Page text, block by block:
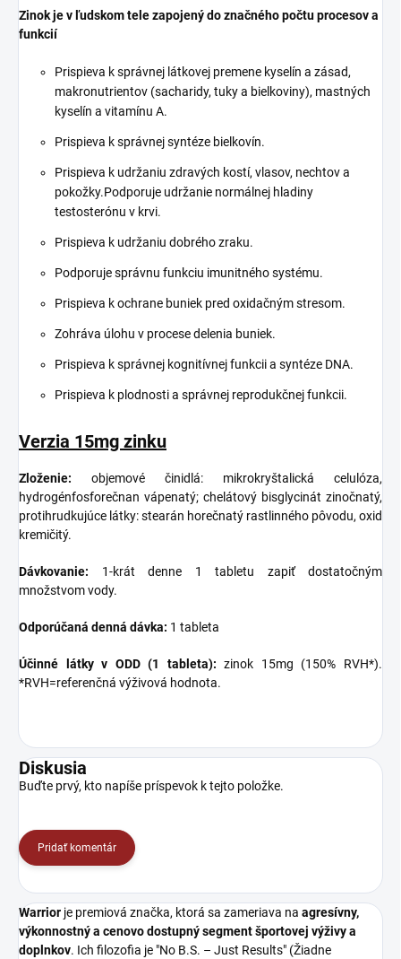
Zinok je v ľudskom tele zapojený do značného počtu procesov a
funkcií
Prispieva k správnej látkovej premene kyselín a zásad,
makronutrientov (sacharidy, tuky a bielkoviny), mastných
kyselín a vitamínu A.
Prispieva k správnej syntéze bielkovín.
Prispieva k udržaniu zdravých kostí, vlasov, nechtov a
pokožky.Podporuje udržanie normálnej hladiny
testosterónu v krvi.
Prispieva k udržaniu dobrého zraku.
Podporuje správnu funkciu imunitného systému.
Prispieva k ochrane buniek pred oxidačným stresom.
Zohráva úlohu v procese delenia buniek.
Prispieva k správnej kognitívnej funkcii a syntéze DNA.
Prispieva k plodnosti a správnej reprodukčnej funkcii.
Verzia 15mg zinku
Zloženie: objemové činidlá: mikrokryštalická celulóza,
hydrogénfosforečnan vápenatý; chelátový bisglycinát zinočnatý,
protihrudkujúce látky: stearán horečnatý rastlinného pôvodu, oxid
kremičitý.
Dávkovanie: 1-krát denne 1 tabletu zapiť dostatočným
množstvom vody.
Odporúčaná denná dávka: 1 tableta
Účinné látky v ODD (1 tableta): zinok 15mg (150% RVH*).
*RVH=referenčná výživová hodnota.
Diskusia
Buďte prvý, kto napíše príspevok k tejto položke.
Pridať komentár
Warrior je premiová značka, ktorá sa zameriava na agresívny,
výkonnostný a cenovo dostupný segment športovej výživy a
doplnkov. Ich filozofia je "No B.S. – Just Results" (Žiadne